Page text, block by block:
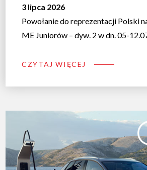
3 lipca 2026
Powołanie do reprezentacji Polski
ME Juniorów – dyw. 2 w dn. 05-
CZYTAJ WIĘCEJ